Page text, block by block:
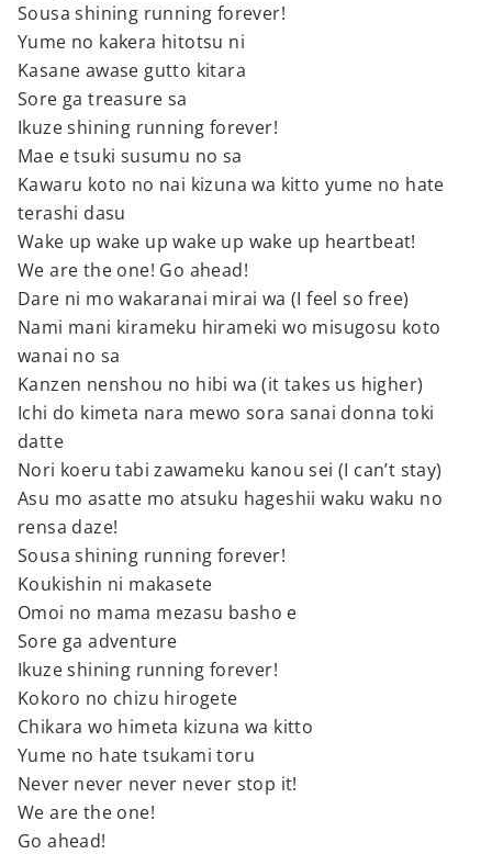
Sousa shining running forever!
Yume no kakera hitotsu ni
Kasane awase gutto kitara
Sore ga treasure sa
Ikuze shining running forever!
Mae e tsuki susumu no sa
Kawaru koto no nai kizuna wa kitto yume no hate
terashi dasu
Wake up wake up wake up wake up heartbeat!
We are the one! Go ahead!
Dare ni mo wakaranai mirai wa (I feel so free)
Nami mani kirameku hirameki wo misugosu koto
wanai no sa
Kanzen nenshou no hibi wa (it takes us higher)
Ichi do kimeta nara mewo sora sanai donna toki
datte
Nori koeru tabi zawameku kanou sei (I can’t stay)
Asu mo asatte mo atsuku hageshii waku waku no
rensa daze!
Sousa shining running forever!
Koukishin ni makasete
Omoi no mama mezasu basho e
Sore ga adventure
Ikuze shining running forever!
Kokoro no chizu hirogete
Chikara wo himeta kizuna wa kitto
Yume no hate tsukami toru
Never never never never stop it!
We are the one!
Go ahead!